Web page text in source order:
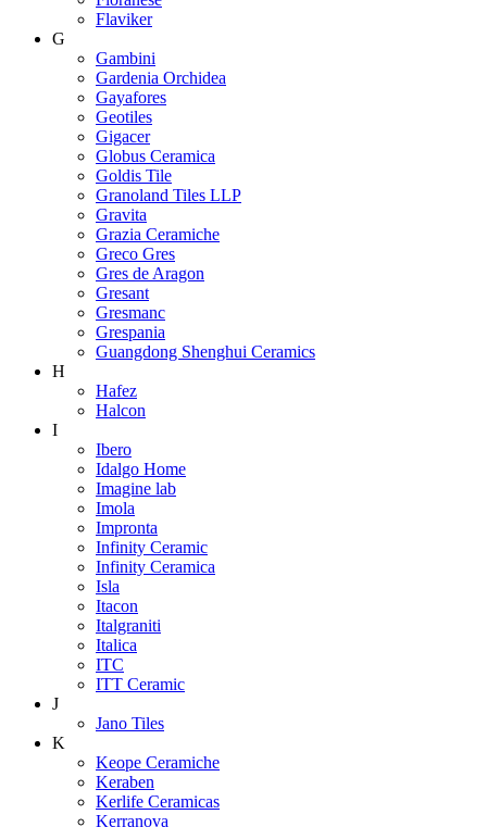
Flaviker
G
Gambini
Gardenia Orchidea
Gayafores
Geotiles
Gigacer
Globus Ceramica
Goldis Tile
Granoland Tiles LLP
Gravita
Grazia Ceramiche
Greco Gres
Gres de Aragon
Gresant
Gresmanc
Grespania
Guangdong Shenghui Ceramics
H
Hafez
Halcon
I
Ibero
Idalgo Home
Imagine lab
Imola
Impronta
Infinity Ceramic
Infinity Ceramica
Isla
Itacon
Italgraniti
Italica
ITC
ITT Ceramic
J
Jano Tiles
K
Keope Ceramiche
Keraben
Kerlife Ceramicas
Kerranova